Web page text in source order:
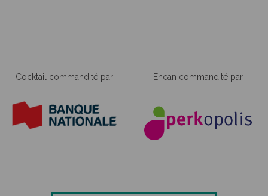
Cocktail commandité par Encan commandité par